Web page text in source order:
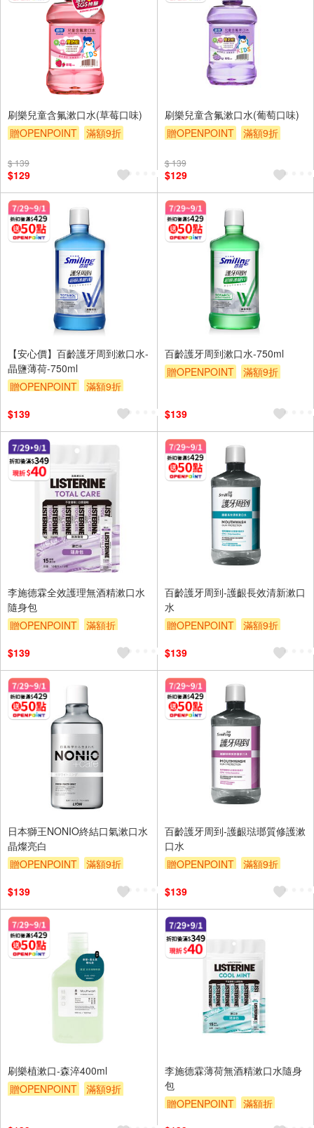
刷樂兒童含氟漱口水(草莓口味)
贈OPENPOINT
滿額9折
$ 139
$129
刷樂兒童含氟漱口水(葡萄口味)
贈OPENPOINT
滿額9折
$ 139
$129
【安心價】百齡護牙周到漱口水-
晶鹽薄荷-750ml
贈OPENPOINT
滿額9折
$139
百齡護牙周到漱口水-750ml
贈OPENPOINT
滿額9折
$139
李施德霖全效護理無酒精漱口水
隨身包
贈OPENPOINT
滿額折
$139
百齡護牙周到-護齦長效清新漱口
水
贈OPENPOINT
滿額9折
$139
日本獅王NONIO終結口氣漱口水
晶燦亮白
贈OPENPOINT
滿額9折
$139
百齡護牙周到-護齦琺瑯質修護漱
口水
贈OPENPOINT
滿額9折
$139
刷樂植漱口-森淬400ml
贈OPENPOINT
滿額9折
李施德霖薄荷無酒精漱口水隨身
包
贈OPENPOINT
滿額折